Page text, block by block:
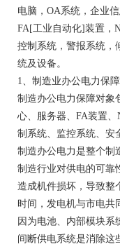
电脑，OA系统，企业
FA[工业自动化]装置，
控制系统，警报系统，
统及设备。
1、制造业办公电力保
制造办公电力保障对象
心、服务器、FA装置
制系统、监控系统、安
制造办公电力是整个制
制造行业对供电的可靠
造成机件损坏，导致整
时间，发电机与市电共
因为电池、内部模块系
间断供电系统是消除这